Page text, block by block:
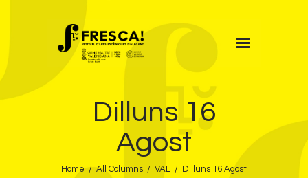
Dilluns 16
Agost
Home All Columns VAL Dilluns 16 Agost
Programa
Informació d’interés